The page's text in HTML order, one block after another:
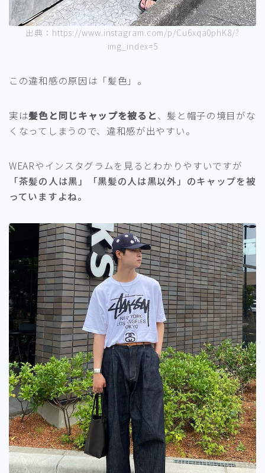
出典：https://www.instagram.com/p/Cu6xqa0phK8/?
img_index=5
この違和感の原因は「髪色」。
実は髪色と同じキャップを被ると、髪と帽子の境目がな
くなってしまうので、違和感が出やすい。
WEARやインスタグラムを見るとわかりやすいですが
「茶髪の人は黒」「黒髪の人は黒以外」のキャップを被
っていますよね。